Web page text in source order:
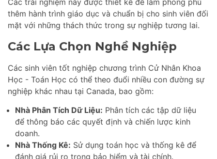
Các trải nghiệm này được thiết kế để làm phong phú
thêm hành trình giáo dục và chuẩn bị cho sinh viên đối
mặt với những thách thức trong sự nghiệp tương lai.
Các Lựa Chọn Nghề Nghiệp
Các sinh viên tốt nghiệp chương trình Cử Nhân Khoa
Học - Toán Học có thể theo đuổi nhiều con đường sự
nghiệp khác nhau tại Canada, bao gồm:
Nhà Phân Tích Dữ Liệu: Phân tích các tập dữ liệu
để thông báo các quyết định và chiến lược kinh
doanh.
Nhà Thống Kê: Sử dụng toán học và thống kê để
đánh giá rủi ro trong bảo hiểm và tài chính.